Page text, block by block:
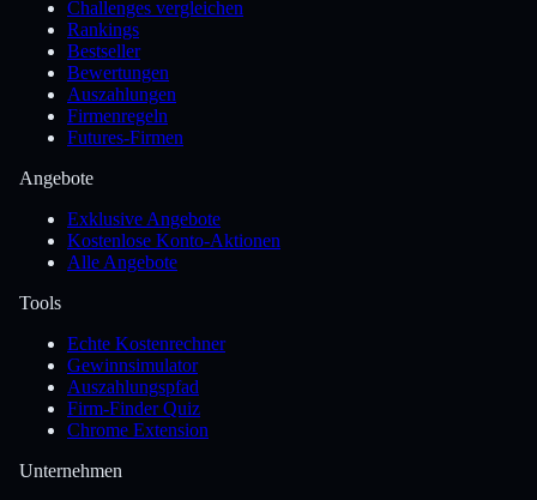
Challenges vergleichen
Rankings
Bestseller
Bewertungen
Auszahlungen
Firmenregeln
Futures-Firmen
Angebote
Exklusive Angebote
Kostenlose Konto-Aktionen
Alle Angebote
Tools
Echte Kostenrechner
Gewinnsimulator
Auszahlungspfad
Firm-Finder Quiz
Chrome Extension
Unternehmen